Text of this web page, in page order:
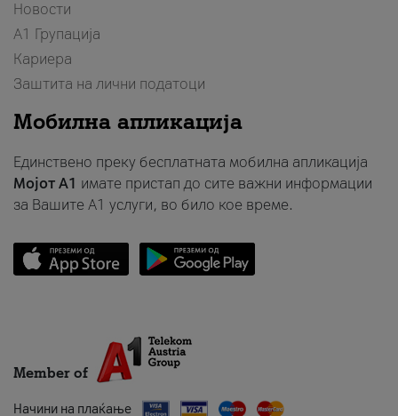
Новости
А1 Групација
Кариера
Заштита на лични податоци
Мобилна апликација
Единствено преку бесплатната мобилна апликација
Мојот A1 имате пристап до сите важни информации
за Вашите A1 услуги, во било кое време.
Member of
Начини на плаќање